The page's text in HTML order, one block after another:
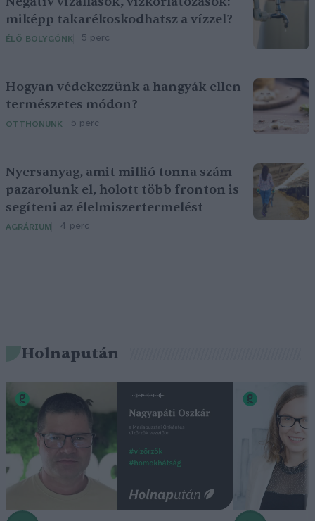
miképp takarékoskodhatsz a vízzel?
ÉLŐ BOLYGÓNK 5 perc
Hogyan védekezzünk a hangyák ellen
természetes módon?
OTTHONUNK 5 perc
Nyersanyag, amit millió tonna szám
pazarolunk el, holott több fronton is
segíteni az élelmiszertermelést
AGRÁRIUM 4 perc
Holnapután